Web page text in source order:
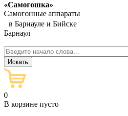
«Самогошка»
Самогонные аппараты
в Барнауле и Бийске
Барнаул
0
В корзине пусто